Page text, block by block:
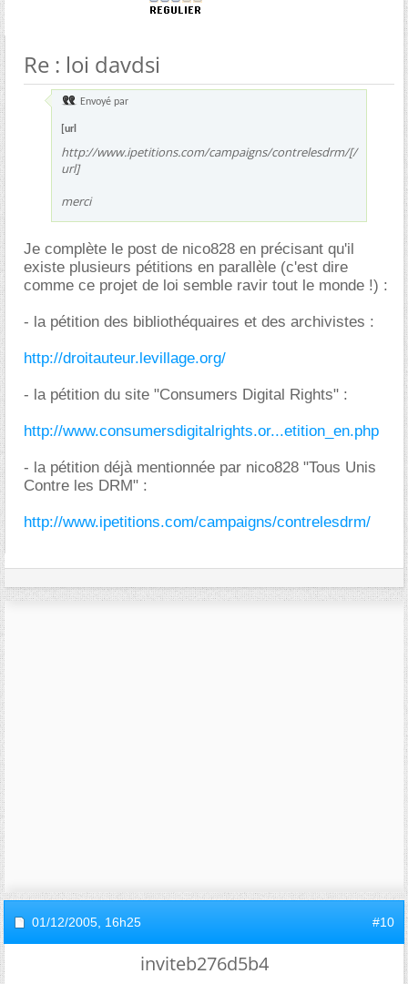
Re : loi davdsi
Envoyé par
[url
http://www.ipetitions.com/campaigns/contrelesdrm/[/
url]
merci
Je complète le post de nico828 en précisant qu'il
existe plusieurs pétitions en parallèle (c'est dire
comme ce projet de loi semble ravir tout le monde !) :
- la pétition des bibliothéquaires et des archivistes :
http://droitauteur.levillage.org/
- la pétition du site "Consumers Digital Rights" :
http://www.consumersdigitalrights.or...etition_en.php
- la pétition déjà mentionnée par nico828 "Tous Unis
Contre les DRM" :
http://www.ipetitions.com/campaigns/contrelesdrm/
01/12/2005, 16h25 #10
inviteb276d5b4